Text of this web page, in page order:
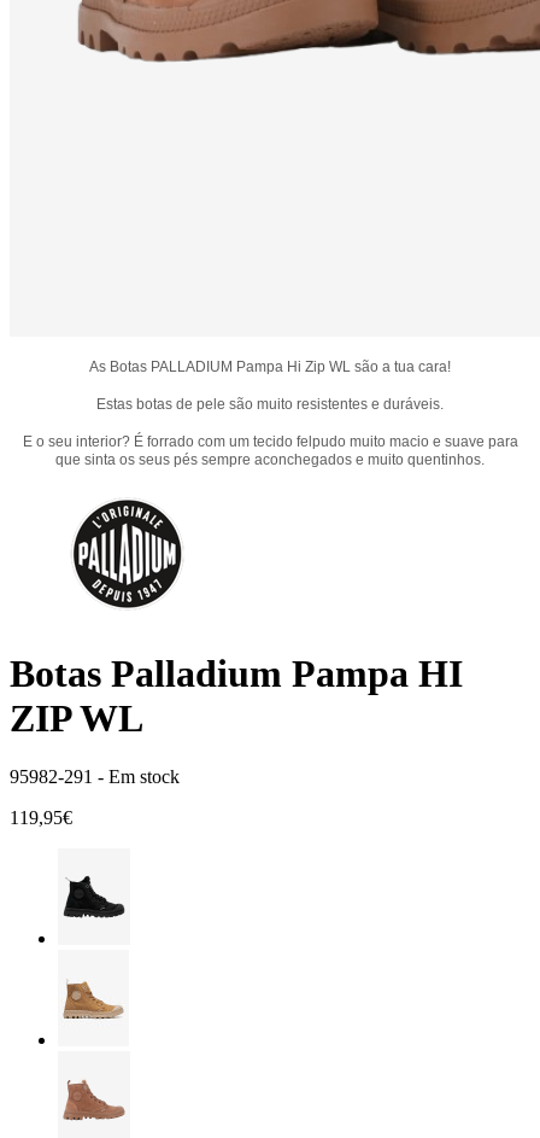
As Botas PALLADIUM Pampa Hi Zip WL são a tua cara!
Estas botas de pele são muito resistentes e duráveis.
E o seu interior? É forrado com um tecido felpudo muito macio e suave para
que sinta os seus pés sempre aconchegados e muito quentinhos.
Botas Palladium Pampa HI
ZIP WL
95982-291 - Em stock
119,95€